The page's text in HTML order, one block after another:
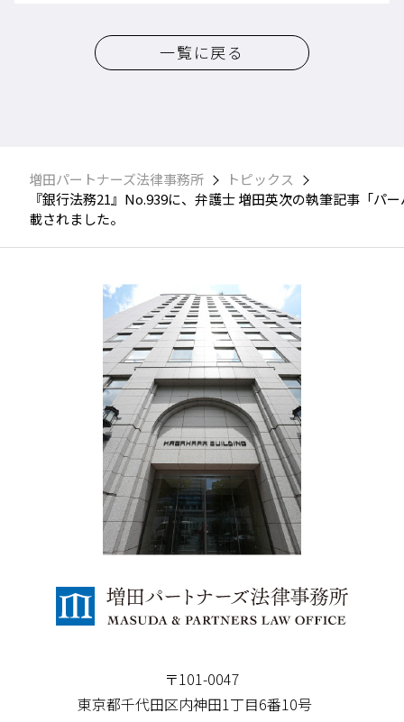
一覧に戻る
増田パートナーズ法律事務所
トピックス
『銀行法務21』No.939に、弁護士 増田英次の執筆記事「
載されました。
〒101-0047
東京都千代田区内神田1丁目6番10号